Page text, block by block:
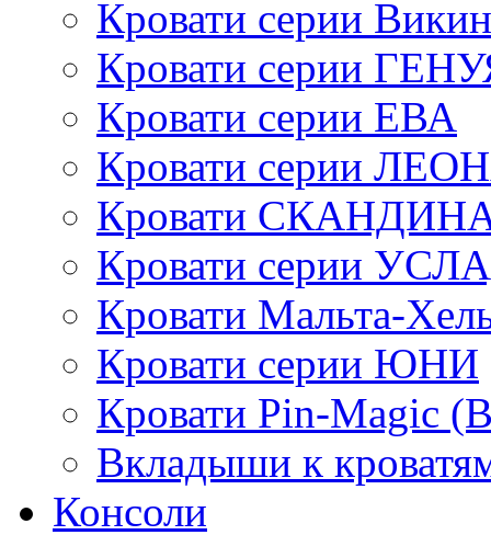
Кровати серии
Кровати серии
Кровати серии ЕВА
Кровати серии
Кровати
Кровати серии
Кровати Мальта-
Кровати серии ЮНИ
Кровати Pin-Magic
Вкладыши к
Консоли